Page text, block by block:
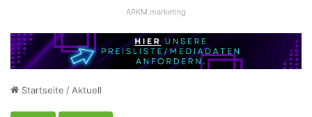
ARKM.marketing
Startseite / Aktuell